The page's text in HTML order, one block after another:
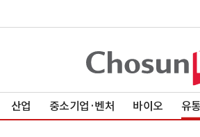
산업 중소기업·벤처 바이오 유통